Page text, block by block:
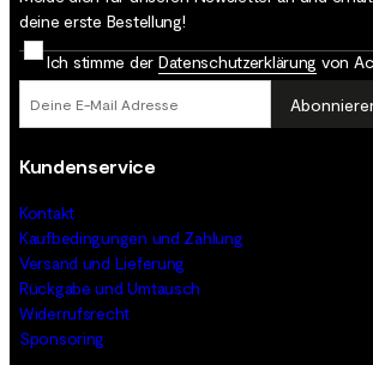
deine erste Bestellung!
Ich stimme der Datenschutz­erklärung von
Kundenservice
Kontakt
Kaufbedingungen und Zahlung
Versand und Lieferung
Rückgabe und Umtausch
Widerrufsrecht
Sponsoring